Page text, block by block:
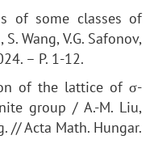
of some classes of
Wang, V.G. Safonov,
– P. 1-12.
of the lattice of σ-
group / A.-M. Liu,
// Acta Math. Hungar.